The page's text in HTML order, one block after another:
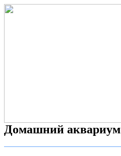
Домашний аквариум